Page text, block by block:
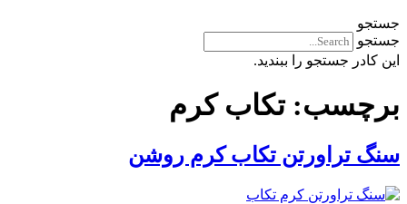
جستجو
جستجو
این کادر جستجو را ببندید.
برچسب:تکاب کرم
سنگ تراورتن تکاب کرم روشن